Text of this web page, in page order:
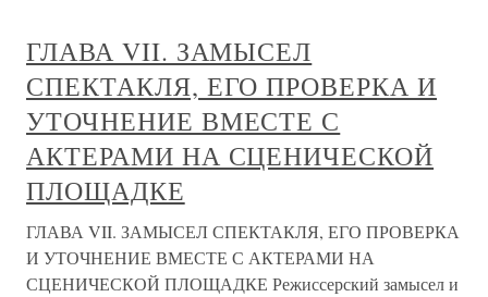
ГЛАВА VII. ЗАМЫСЕЛ
СПЕКТАКЛЯ, ЕГО ПРОВЕРКА И
УТОЧНЕНИЕ ВМЕСТЕ С
АКТЕРАМИ НА СЦЕНИЧЕСКОЙ
ПЛОЩАДКЕ
ГЛАВА VII. ЗАМЫСЕЛ СПЕКТАКЛЯ, ЕГО ПРОВЕРКА
И УТОЧНЕНИЕ ВМЕСТЕ С АКТЕРАМИ НА
СЦЕНИЧЕСКОЙ ПЛОЩАДКЕ Режиссерский замысел и